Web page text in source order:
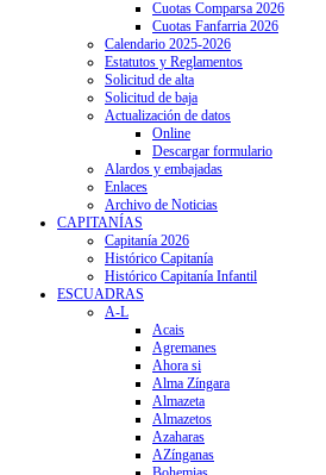
Cuotas Comparsa 2026
Cuotas Fanfarria 2026
Calendario 2025-2026
Estatutos y Reglamentos
Solicitud de alta
Solicitud de baja
Actualización de datos
Online
Descargar formulario
Alardos y embajadas
Enlaces
Archivo de Noticias
CAPITANÍAS
Capitanía 2026
Histórico Capitanía
Histórico Capitanía Infantil
ESCUADRAS
A-L
Acais
Agremanes
Ahora si
Alma Zíngara
Almazeta
Almazetos
Azaharas
AZínganas